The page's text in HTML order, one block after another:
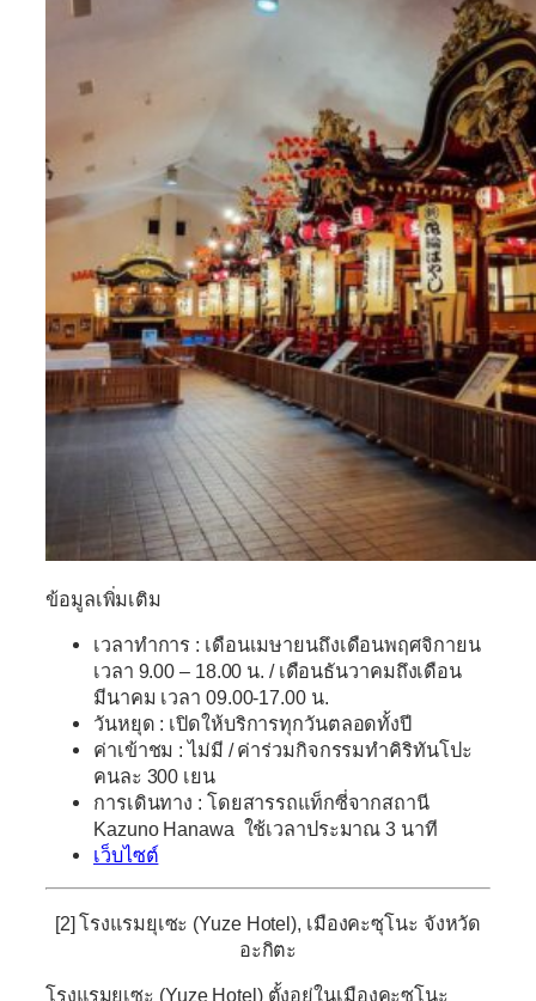
ข้อมูลเพิ่มเติม
เวลาทำการ : เดือนเมษายนถึงเดือนพฤศจิกายน
เวลา 9.00 – 18.00 น. / เดือนธันวาคมถึงเดือน
มีนาคม เวลา 09.00-17.00 น.
วันหยุด : เปิดให้บริการทุกวันตลอดทั้งปี
ค่าเข้าชม : ไม่มี / ค่าร่วมกิจกรรมทำคิริทันโปะ
คนละ 300 เยน
การเดินทาง : โดยสารรถแท็กซี่จากสถานี
Kazuno Hanawa ใช้เวลาประมาณ 3 นาที
เว็บไซต์
[2] โรงแรมยุเซะ (Yuze Hotel), เมืองคะซุโนะ จังหวัด
อะกิตะ
โรงแรมยุเซะ (Yuze Hotel) ตั้งอยู่ในเมืองคะซุโนะ